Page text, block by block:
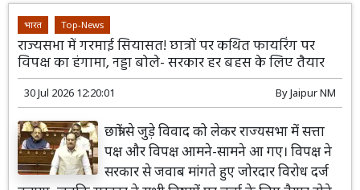
भारत Top-News
राज्यसभा में गरमाई सियासत! छात्रों पर कथित फायरिंग पर
विपक्ष का हंगामा, नड्डा बोले- सरकार हर बहस के लिए तैयार
30 Jul 2026 12:20:01 ByJaipur NM
छात्रों से जुड़े विवाद को लेकर राज्यसभा में सत्ता
पक्ष और विपक्ष आमने-सामने आ गए। विपक्ष ने
सरकार से जवाब मांगते हुए जोरदार विरोध दर्ज